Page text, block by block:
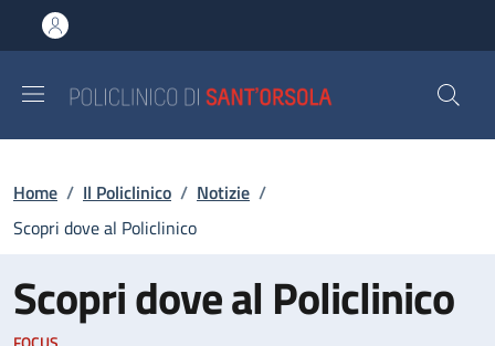
al contenuto principale
to footer content
Briciole di pane
Home / Il Policlinico / Notizie /
Scopri dove al Policlinico
Scopri dove al Policlinico